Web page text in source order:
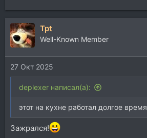
Tpt
Well-Known Member
27 Окт 2025
deplexer написал(а):
этот на кухне работал долгое время
Зажрался!